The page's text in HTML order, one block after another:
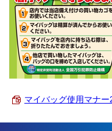
マイバッグ使用マナー